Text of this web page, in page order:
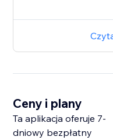
Ceny i plany
Ta aplikacja oferuje 7-
dniowy bezpłatny